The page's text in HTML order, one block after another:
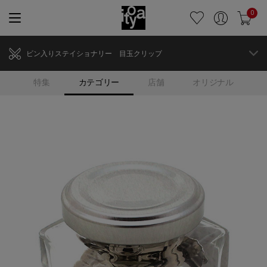
0
特集 カテゴリー 店舗 オリジナル
ビン入りステイショナリー 目玉クリップ